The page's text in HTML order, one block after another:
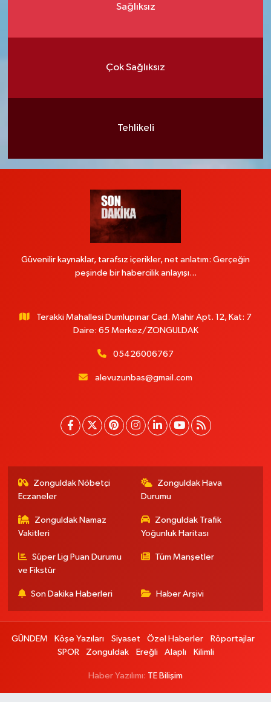
Sağlıksız
Çok Sağlıksız
Tehlikeli
Güvenilir kaynaklar, tarafsız içerikler, net anlatım: Gerçeğin
peşinde bir habercilik anlayışı...
Terakki Mahallesi Dumlupınar Cad. Mahir Apt. 12, Kat: 7
Daire: 65 Merkez/ZONGULDAK
05426006767
alevuzunbas@gmail.com
Zonguldak Nöbetçi
Eczaneler
Zonguldak Hava
Durumu
Zonguldak Namaz
Vakitleri
Zonguldak Trafik
Yoğunluk Haritası
Süper Lig Puan Durumu
ve Fikstür
Tüm Manşetler
Son Dakika Haberleri Haber Arşivi
GÜNDEM Köşe Yazıları Siyaset Özel Haberler
Röportajlar
SPOR
Zonguldak Ereğli Alaplı Kilimli
Haber Yazılımı: TE Bilişim